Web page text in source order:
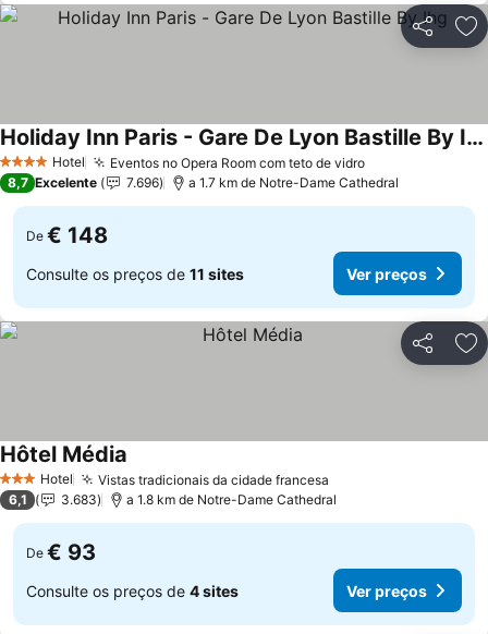
Partilhar
4 EstrelasHotel Eventos no Opera Room com teto de vidroVer preços
Holiday Inn Paris - Gare De Lyon Bastille By Ihg
Ver preços
8,7 Excelente 7.696 a 1.7 km de Notre-Dame Cathedral
De € 148
Consulte os preços de 11 sites Ver preços
Partilhar
3 EstrelasHotel Vistas tradicionais da cidade francesa
Hôtel Média
6,1 3.683 a 1.8 km de Notre-Dame Cathedral
De € 93
Consulte os preços de 4 sites Ver preços